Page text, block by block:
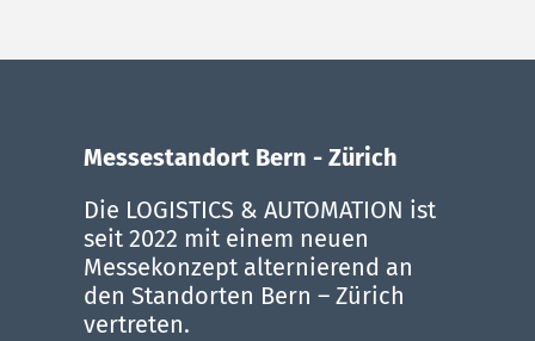
Messestandort Bern - Zürich
Die LOGISTICS & AUTOMATION ist
seit 2022 mit einem neuen
Messekonzept alternierend an
den Standorten Bern – Zürich
vertreten.